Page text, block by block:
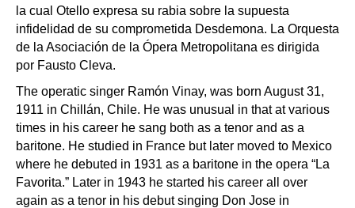
la cual Otello expresa su rabia sobre la supuesta
infidelidad de su comprometida Desdemona. La Orquesta
de la Asociación de la Ópera Metropolitana es dirigida
por Fausto Cleva.
The operatic singer Ramón Vinay, was born August 31,
1911 in Chillán, Chile. He was unusual in that at various
times in his career he sang both as a tenor and as a
baritone. He studied in France but later moved to Mexico
where he debuted in 1931 as a baritone in the opera “La
Favorita.” Later in 1943 he started his career all over
again as a tenor in his debut singing Don Jose in